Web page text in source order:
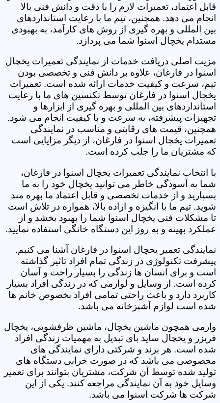
قابل اعتماد، تعمیرات لازم را با دقت و دانش فنی بالا
انجام می دهد. همچنین، تیم ما با رعایت استانداردهای
بین المللی و بهره گیری از روش های کارآمد، به بهبودی
مستدام یخچال اسنوا شما می پردازد.
مزیت اصلی دریافت خدمات از نمایندگی تعمیرات یخچال
اسنوا در فارغان، علاوه بر دانش فنی و تخصصی بودن
تیم، سرعت و کیفیت خدمات ارائه شده است. تعمیرات
یخچال اسنوا در فارغان توسط تکنسین های ما با رعایت
استانداردهای بین المللی و بهره گیری از ابزارها و
تجهیزات پیشرفته، به سرعت و با کیفیت انجام می شود.
همچنین، قیمت های رقابتی و مناسب در نمایندگی
تعمیرات یخچال اسنوا در فارغان، از دیگر مزایایی است
که مشتریان ما را جلب کرده است.
با انتخاب نمایندگی تعمیرات یخچال اسنوا در فارغان،
شما به آسودگی خاطر می توانید یخچال خود را به ما
بسپارید و از خدمات تخصصی و قابل اعتماد ما بهره مند
شوید. تیم ما با انگیزه و اراده بالا، همواره در تلاش است
تا مشکلات فنی یخچال اسنوا شما را بهبود بخشد و از
عملکرد بهینه و به روز این دستگاه خانگی استفاده نمایید.
نمایندگی تعمیر یخچال اسنوا در فارغان آشنا می کنیم.
پیشرفت تکنولوژی در زندگی تمام افراد تاثیر گذاشته
است و برای انسان ها زندگی را بسیار راحت و آسان
کرده است. از وسایل و لوازمی که در زندگی افراد بسیار
کاربرد دارد و باعث راحتی تمامی افراد بخصوص خانم ها
شده است لوازم آشپزخانه می باشد.
وازمی همچون ماشين یخچال، ماشین ظرفشویی، یخچال
فریزر و یخچال ساید بای تبدیل به مهمیات زندگی افراد
شده است. هر برند و شرکتی دارای نمایندگی های
مخصوصی می باشد که در صورت خرابی دستگاه های
تولید شده توسط آن شرکت، مشتریان بتوانند برای تعمیر
وسایل خود به آن نمایندگی مراجعه کنند. یکی از این
شرکت ها شرکت اسنوا می باشد.